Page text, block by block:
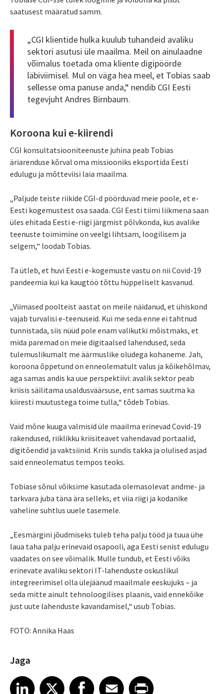
saatusest määratud samm.
„CGI klientide hulka kuulub tuhandeid avaliku
sektori asutusi üle maailma. Meil on ainulaadne
võimalus toetada oma kliente digipöörde
läbiviimisel. Mul on väga hea meel, et Tobias saab
sellesse oma panuse anda,“ nendib CGI Eesti
tegevjuht Andres Birnbaum.
Koroona kui e-kiirendi
CGI konsultatsiooniteenuste juhina peab Tobias
äriarenduse kõrval oma missiooniks eksportida Eesti
edulugu ja mõtteviisi laia maailma.
„Paljude teiste riikide CGI-d pöörduvad meie poole, et e-
Eesti kogemustest osa saada. CGI Eesti tiimi liikmena saan
üles ehitada Eesti e-riigi järgmist põlvkonda, kus avalike
teenuste toimimine on veelgi lihtsam, loogilisem ja
selgem,“ loodab Tobias.
Ta ütleb, et huvi Eesti e-kogemuste vastu on nii Covid-19
pandeemia kui ka kaugtöö tõttu hüppeliselt kasvanud.
„Viimased poolteist aastat on meile näidanud, et ühiskond
vajab turvalisi e-teenuseid. Kui me seda enne ei tahtnud
tunnistada, siis nüüd pole enam valikutki mõistmaks, et
mida paremad on meie digitaalsed lahendused, seda
tulemuslikumalt me äärmuslike oludega kohaneme. Jah,
koroona õppetund on enneolematult valus ja kõikehõlmav,
aga samas andis ka uue perspektiivi: avalik sektor peab
kriisis säilitama usaldusväärsuse, ent samas suutma ka
kiiresti muutustega toime tulla,“ tõdeb Tobias.
Vaid mõne kuuga valmisid üle maailma erinevad Covid-19
rakendused, riiklikku kriisiteavet vahendavad portaalid,
digitõendid ja vaktsiinid. Kriis sundis takka ja olulised asjad
said enneolematus tempos teoks.
Tobiase sõnul võiksime kasutada olemasolevat andme- ja
tarkvara juba täna ära selleks, et viia riigi ja kodanike
vaheline suhtlus uuele tasemele.
„Eesmärgini jõudmiseks tuleb teha palju tööd ja tuua ühe
laua taha palju erinevaid osapooli, aga Eesti senist edulugu
vaadates on see võimalik. Mulle tundub, et Eesti võiks
erinevate avaliku sektori IT-lahenduste oskuslikul
integreerimisel olla ülejäänud maailmale eeskujuks – ja
seda mitte ainult tehnoloogilises plaanis, vaid ennekõike
just uute lahenduste kavandamisel,“ usub Tobias.
FOTO: Annika Haas
Jaga
Share article on LinkedIn
LinkedIn
Share article on XShare article on Facebook
Facebook
Share article on Email
EmailShare article on Print